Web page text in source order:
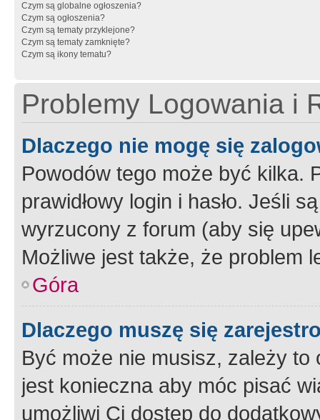
Czym są globalne ogłoszenia?
Czym są ogłoszenia?
Czym są tematy przyklejone?
Czym są tematy zamknięte?
Czym są ikony tematu?
Problemy Logowania i
Dlaczego nie mogę się
Powodów tego może być kilka.
prawidłowy login i hasło. Jeśli
wyrzucony z forum (aby się
Możliwe jest także, że problem
Góra
Dlaczego muszę się
Być może nie musisz, zależy
jest konieczna aby móc pisać
umożliwi Ci dostęp do